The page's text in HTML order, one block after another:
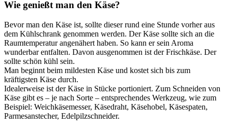
Wie genießt man den Käse?
Bevor man den Käse ist, sollte dieser rund eine Stunde vorher aus
dem Kühlschrank genommen werden. Der Käse sollte sich an die
Raumtemperatur angenähert haben. So kann er sein Aroma
wunderbar entfalten. Davon ausgenommen ist der Frischkäse. Der
sollte schön kühl sein.
Man beginnt beim mildesten Käse und kostet sich bis zum
kräftigsten Käse durch.
Idealerweise ist der Käse in Stücke portioniert. Zum Schneiden von
Käse gibt es – je nach Sorte – entsprechendes Werkzeug, wie zum
Beispiel: Weichkäsemesser, Käsedraht, Käsehobel, Käsespaten,
Parmesanstecher, Edelpilzschneider.